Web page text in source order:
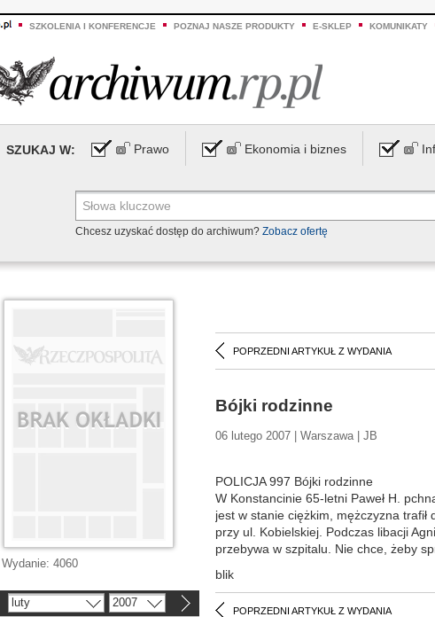
SZKOLENIA I KONFERENCJE POZNAJ NASZE PRODUKTY E-SKLEP KOMUNIKATY
SZUKAJ W: Prawo Ekonomia i biznes
Chcesz uzyskać dostęp do archiwum? Zobacz ofertę
POPRZEDNI ARTYKUŁ Z WYDANIA
Bójki rodzinne
06 lutego 2007 | Warszawa | JB
POLICJA 997 Bójki rodzinne
W Konstancinie 65-letni Paweł H.
jest w stanie ciężkim, mężczyzna
przy ul. Kobielskiej. Podczas libacji
przebywa w szpitalu. Nie chce, żeby
blik
POPRZEDNI ARTYKUŁ Z WYDANIA
Wydanie: 4060
luty 2007